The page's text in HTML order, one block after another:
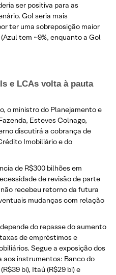
ser positiva para as
Gol seria mais
ter uma sobreposição maior
tem ~9%, enquanto a Gol
e LCAs volta à pauta
o ministro do Planejamento e
Esteves Colnago,
discutirá a cobrança de
Imobiliário e do
de R$300 bilhões em
de revisão de parte
recebeu retorno da futura
mudanças com relação
do repasse do aumento
de empréstimos e
Segue a exposição dos
aos instrumentos: Banco do
bi), Itaú (R$29 bi) e